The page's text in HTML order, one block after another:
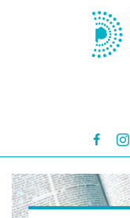
